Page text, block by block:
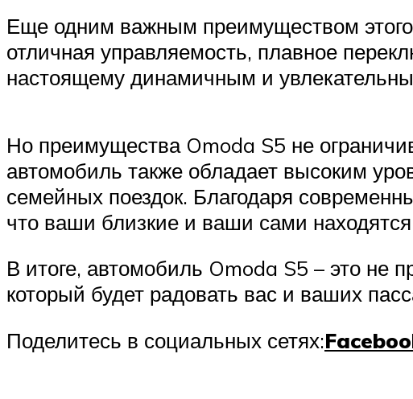
Еще одним важным преимуществом
отличная управляемость, плавное
настоящему динамичным и
Но преимущества Omoda S5 не
автомобиль также обладает высоким
семейных поездок. Благодаря
что ваши близкие и ваши сами
В итоге, автомобиль Omoda S5 – это не
который будет радовать вас и ваших
Поделитесь в социальных сетях: